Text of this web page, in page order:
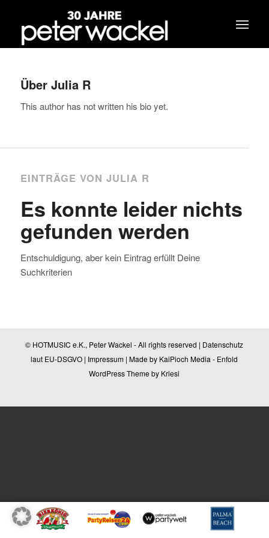
Über Julia R
This author has not written his bio yet.
EINTRÄGE VON JULIA R
Es konnte leider nichts
gefunden werden
Entschuldigung, aber kein Eintrag erfüllt Deine
Suchkriterien
© HOTMUSIC e.K., Peter Wackel - All rights reserved | Datenschutz
laut EU-DSGVO | Impressum | Made by KaiPioch Media - Enfold
WordPress Theme by Kriesi